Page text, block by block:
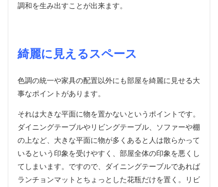
調和を生み出すことが出来ます。
綺麗に見えるスペース
色調の統一や家具の配置以外にも部屋を綺麗に見せる大
事なポイントがあります。
それは大きな平面に物を置かないというポイントです。
ダイニングテーブルやリビングテーブル、ソファーや棚
の上など、大きな平面に物が多くあると人は散らかって
いるという印象を受けやすく、部屋全体の印象を悪くし
てしまいます。ですので、ダイニングテーブルであれば
ランチョンマットとちょっとした花瓶だけを置く。リビ